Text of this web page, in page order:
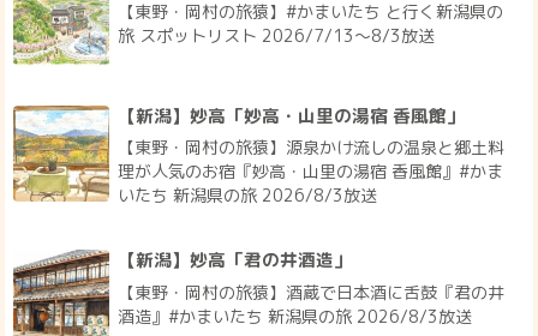
【東野・岡村の旅猿】#かまいたち と行く新潟県の
旅 スポットリスト 2026/7/13〜8/3放送
【新潟】妙高「妙高・山里の湯宿 香風館」
【東野・岡村の旅猿】源泉かけ流しの温泉と郷土料
理が人気のお宿『妙高・山里の湯宿 香風館』#かま
いたち 新潟県の旅 2026/8/3放送
【新潟】妙高「君の井酒造」
【東野・岡村の旅猿】酒蔵で日本酒に舌鼓『君の井
酒造』#かまいたち 新潟県の旅 2026/8/3放送